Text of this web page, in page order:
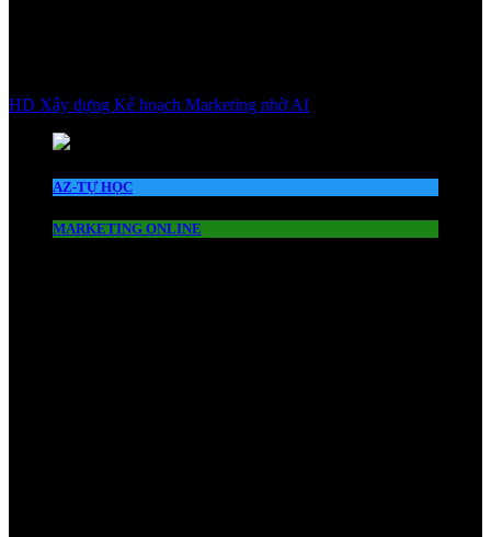
HD Xây dựng Kế hoạch Marketing nhờ AI
AZ-TỰ HỌC
MARKETING ONLINE